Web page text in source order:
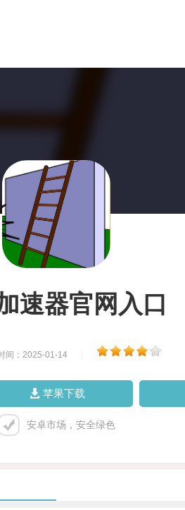
速器官网入口
间：2025-01-14
苹果下载
安卓市场，安全绿色